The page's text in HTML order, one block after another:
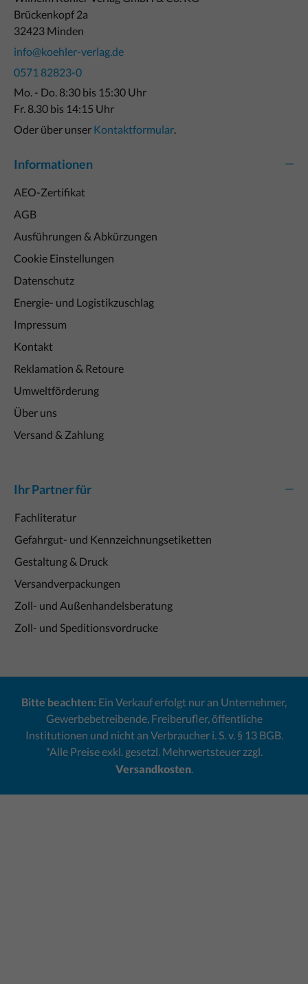
Brückenkopf 2a
32423 Minden
info@koehler-verlag.de
0571 82823-0
Mo. - Do. 8:30 bis 15:30 Uhr
Fr. 8.30 bis 14:15 Uhr
Oder über unser Kontaktformular
Informationen
AEO-Zertifikat
AGB
Ausführungen & Abkürzungen
Cookie Einstellungen
Datenschutz
Energie- und Logistikzuschlag
Impressum
Kontakt
Reklamation & Retoure
Umweltförderung
Über uns
Versand & Zahlung
Ihr Partner für
Fachliteratur
Gefahrgut- und Kennzeichnungsetiketten
Gestaltung & Druck
Versandverpackungen
Zoll- und Außenhandelsberatung
Zoll- und Speditionsvordrucke
Bitte beachten: Ein Verkauf erfolgt nur an Unternehmer,
Gewerbebetreibende, Freiberufler, öffentliche
Institutionen und nicht an Verbraucher i. S. v. § 13 BGB.
*Alle Preise exkl. gesetzl. Mehrwertsteuer zzgl.
Versandkosten.